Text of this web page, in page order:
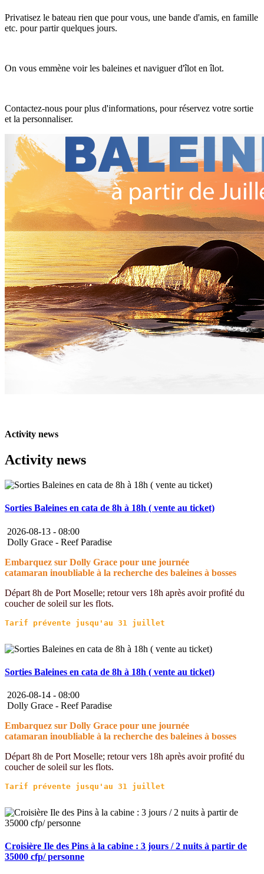
Privatisez le bateau rien que pour vous, une bande d'amis, en famille
etc. pour partir quelques jours.
On vous emmène voir les baleines et naviguer d'îlot en îlot.
Contactez-nous pour plus d'informations, pour réservez votre sortie
et la personnaliser.
Activity news
Activity news
Sorties Baleines en cata de 8h à 18h ( vente au ticket)
2026-08-13 - 08:00
Dolly Grace - Reef Paradise
Embarquez sur Dolly Grace pour une journée
catamaran inoubliable à la recherche des baleines à bosses
Départ 8h de Port Moselle; retour vers 18h après avoir profité du
coucher de soleil sur les flots.
Sorties Baleines en cata de 8h à 18h ( vente au ticket)
2026-08-14 - 08:00
Dolly Grace - Reef Paradise
Embarquez sur Dolly Grace pour une journée
catamaran inoubliable à la recherche des baleines à bosses
Départ 8h de Port Moselle; retour vers 18h après avoir profité du
coucher de soleil sur les flots.
Croisière Ile des Pins à la cabine : 3 jours / 2 nuits à partir de
35000 cfp/ personne